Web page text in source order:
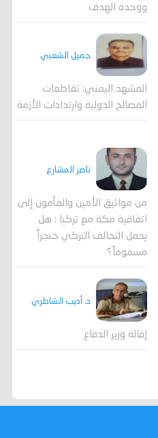
ووحدة الهدف
جميل الشعبي
المشهد اليمني: تقاطعات
المصالح الدولية وارتدادات الأزمة
ناصر المشارع
من مواثيق الأمين والمأمون إلى
اتفاقية مكة مع تركيا : هل
يحمل التحالف التركي خنجراً
مسموماً؟
د. أديب الشاطري
إقالة وزير الدفاع